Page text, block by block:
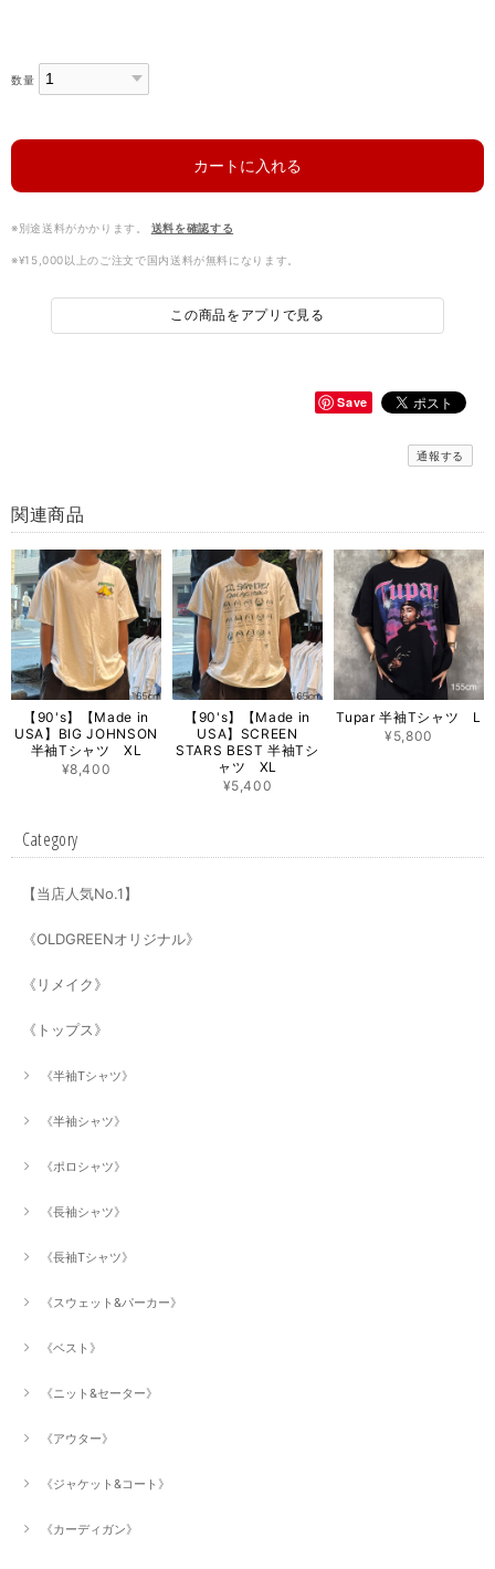
数量
カートに入れる
※別途送料がかかります。 送料を確認する
※¥15,000以上のご注文で国内送料が無料になります。
この商品をアプリで見る
Save
通報する
関連商品
【90's】【Made in
USA】BIG JOHNSON
半袖Tシャツ XL
¥8,400
【90's】【Made in
USA】SCREEN
STARS BEST 半袖Tシ
ャツ XL
¥5,400
Tupar 半袖Tシャツ L
¥5,800
Category
【当店人気No.1】
《OLDGREENオリジナル》
《リメイク》
《トップス》
《半袖Tシャツ》
《半袖シャツ》
《ポロシャツ》
《長袖シャツ》
《長袖Tシャツ》
《スウェット&パーカー》
《ベスト》
《ニット&セーター》
《アウター》
《ジャケット&コート》
《カーディガン》